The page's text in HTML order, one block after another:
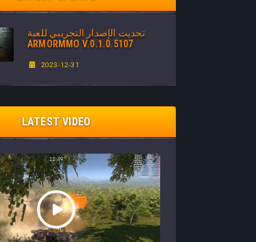
تحديث الإصدار التجريبي للعبة
ARMORMMO V.0.1.0.5107
2023-12-31
LATEST VIDEO